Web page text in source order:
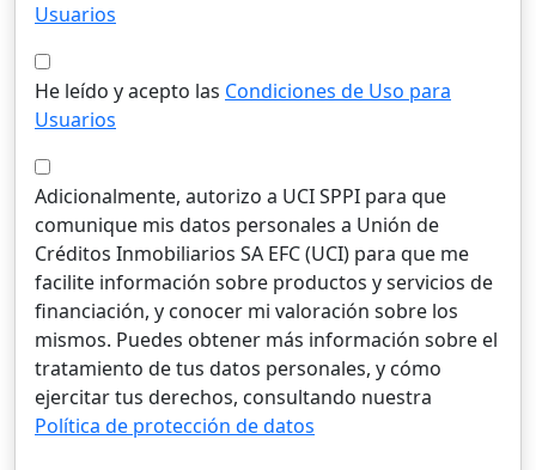
Usuarios
He leído y acepto las Condiciones de Uso para
Usuarios
Adicionalmente, autorizo a UCI SPPI para que
comunique mis datos personales a Unión de
Créditos Inmobiliarios SA EFC (UCI) para que me
facilite información sobre productos y servicios de
financiación, y conocer mi valoración sobre los
mismos. Puedes obtener más información sobre el
tratamiento de tus datos personales, y cómo
ejercitar tus derechos, consultando nuestra
Política de protección de datos